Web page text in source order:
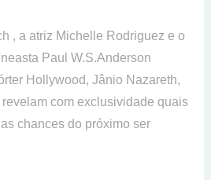
, a atriz Michelle Rodriguez e o
Paul W.S.Anderson
Hollywood, Jânio Nazareth,
com exclusividade quais
chances do próximo ser